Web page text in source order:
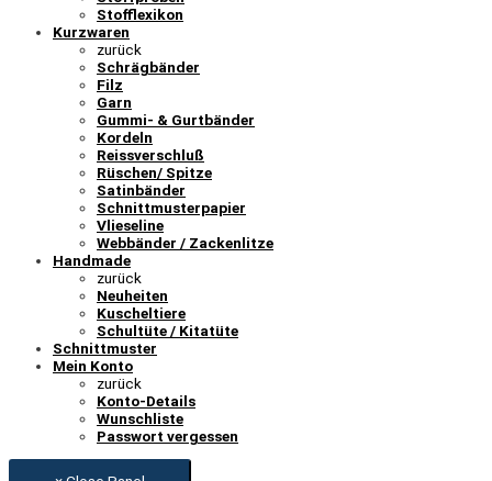
Stofflexikon
Kurzwaren
zurück
Schrägbänder
Filz
Garn
Gummi- & Gurtbänder
Kordeln
Reissverschluß
Rüschen/ Spitze
Satinbänder
Schnittmusterpapier
Vlieseline
Webbänder / Zackenlitze
Handmade
zurück
Neuheiten
Kuscheltiere
Schultüte / Kitatüte
Schnittmuster
Mein Konto
zurück
Konto-Details
Wunschliste
Passwort vergessen